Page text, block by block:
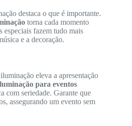
destaca o que é importante.
torna cada momento
especiais fazem tudo mais
e a decoração.
eleva a apresentação
para eventos
com seriedade. Garante que
assegurando um evento sem